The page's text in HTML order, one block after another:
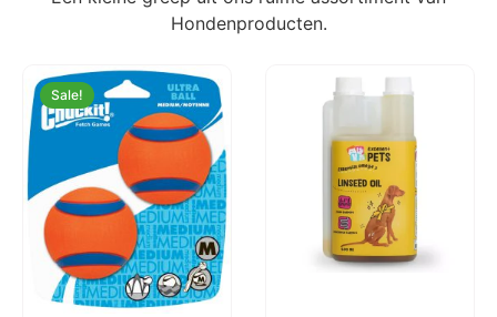
Hondenproducten.
Sale!